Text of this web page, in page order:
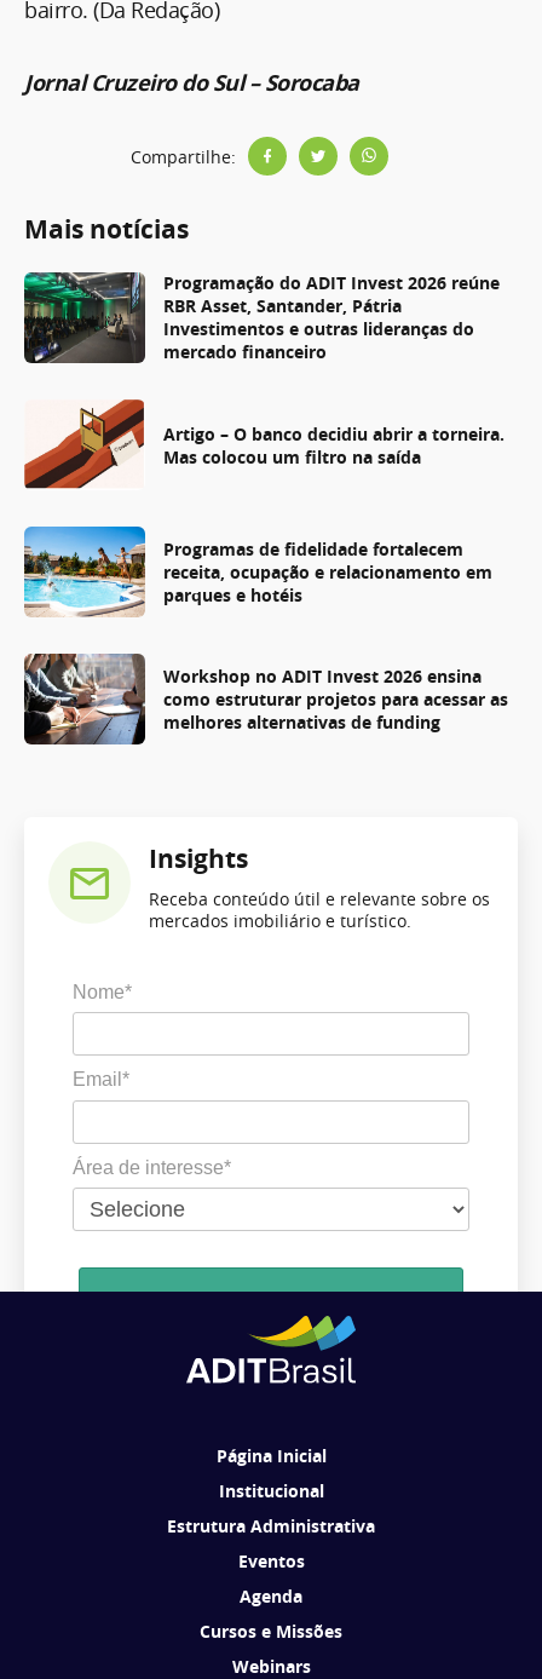
bairro. (Da Redação)
Jornal Cruzeiro do Sul – Sorocaba
Compartilhe:
Mais notícias
Programação do ADIT Invest 2026 reúne
RBR Asset, Santander, Pátria
Investimentos e outras lideranças do
mercado financeiro
Artigo – O banco decidiu abrir a torneira.
Mas colocou um filtro na saída
Programas de fidelidade fortalecem
receita, ocupação e relacionamento em
parques e hotéis
Workshop no ADIT Invest 2026 ensina
como estruturar projetos para acessar as
melhores alternativas de funding
Insights
Receba conteúdo útil e relevante sobre os
mercados imobiliário e turístico.
Nome*
Email*
Área de interesse*
Ao se cadastrar, você concorda em receber comunicações da ADIT
Página Inicial
Institucional
Estrutura Administrativa
Eventos
Agenda
Cursos e Missões
Webinars